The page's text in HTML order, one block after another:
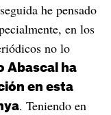
he pensado
en los
no lo
Abascal ha
en esta
. Teniendo en